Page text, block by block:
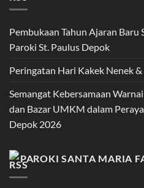
Pembukaan Tahun Ajaran Baru
Paroki St. Paulus Depok
Peringatan Hari Kakek Nenek
Semangat Kebersamaan
dan Bazar UMKM dalam
Depok 2026
PAROKI SANTA MARIA